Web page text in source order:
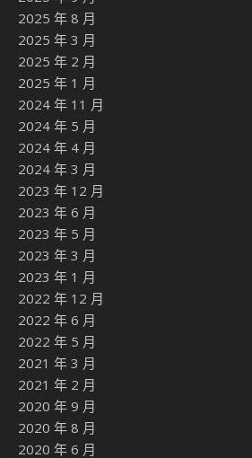
2025 年 8 月
2025 年 3 月
2025 年 2 月
2025 年 1 月
2024 年 11 月
2024 年 5 月
2024 年 4 月
2024 年 3 月
2023 年 12 月
2023 年 6 月
2023 年 5 月
2023 年 3 月
2023 年 1 月
2022 年 12 月
2022 年 6 月
2022 年 5 月
2021 年 3 月
2021 年 2 月
2020 年 9 月
2020 年 8 月
2020 年 6 月